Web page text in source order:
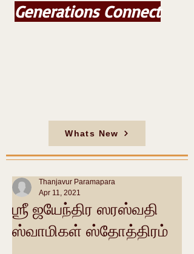
Generations Connect
Whats New
ஶ்ரீ ஜயேந்திர ஸரஸ்வதி
ஸ்வாமிகள் ஸ்தோத்திரம்
Thanjavur Paramapara
Apr 11, 2021